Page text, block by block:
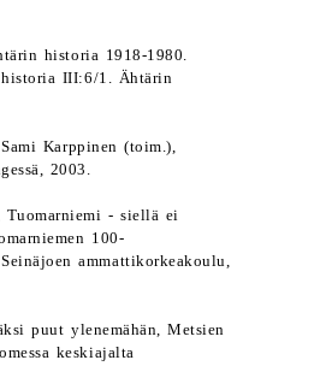
historia 1918-1980.
historia III:6/1. Ähtärin
Karppinen (toim.),
2003.
- siellä ei
100-
ammattikorkeakoulu,
puut ylenemähän, Metsien
keskiajalta